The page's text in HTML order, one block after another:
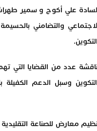
علي أكوح و سمير
الاجتماعي والتضامني
عدد من القضايا التي
وسبل الدعم
معارض للصناعة